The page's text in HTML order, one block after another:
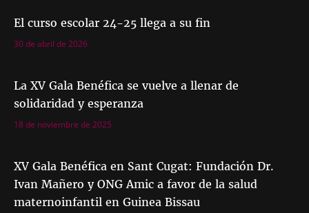
El curso escolar 24-25 llega a su fin
30 de abril de 2026
La XV Gala Benéfica se vuelve a llenar de
solidaridad y esperanza
18 de noviembre de 2025
XV Gala Benéfica en Sant Cugat: Fundación Dr.
Ivan Mañero y ONG Amic a favor de la salud
maternoinfantil en Guinea Bissau